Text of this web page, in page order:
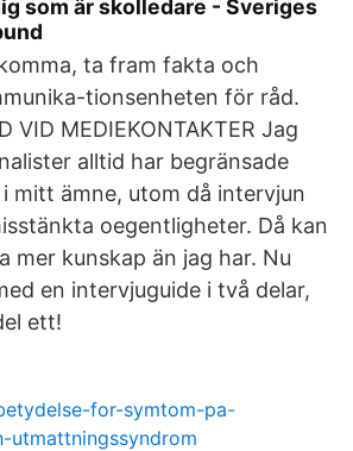
som är skolledare - Sveriges
ta fram fakta och
tionsenheten för råd.
VID MEDIEKONTAKTER Jag
alltid har begränsade
mitt ämne, utom då intervjun
oegentligheter. Då kan
mer kunskap än jag har. Nu
en intervjuguide i två delar,
ett!
for-symtom-pa-
utmattningssyndrom